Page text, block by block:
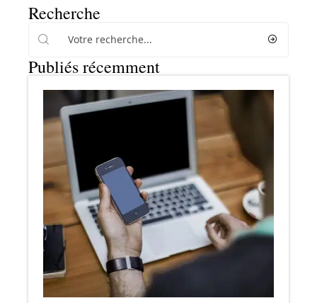
Recherche
Publiés récemment